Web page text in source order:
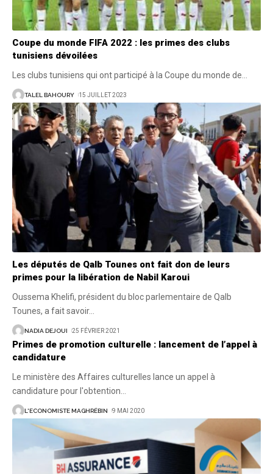
Coupe du monde FIFA 2022 : les primes des clubs
tunisiens dévoilées
Les clubs tunisiens qui ont participé à la Coupe du monde de…
TALEL BAHOURY 15 JUILLET 2023
Les députés de Qalb Tounes ont fait don de leurs
primes pour la libération de Nabil Karoui
Oussema Khelifi, président du bloc parlementaire de Qalb
Tounes, a fait savoir…
NADIA DEJOUI 25 FÉVRIER 2021
Primes de promotion culturelle : lancement de l’appel à
candidature
Le ministère des Affaires culturelles lance un appel à
candidature pour l'obtention
L'ECONOMISTE MAGHRÉBIN 9 MAI 2020